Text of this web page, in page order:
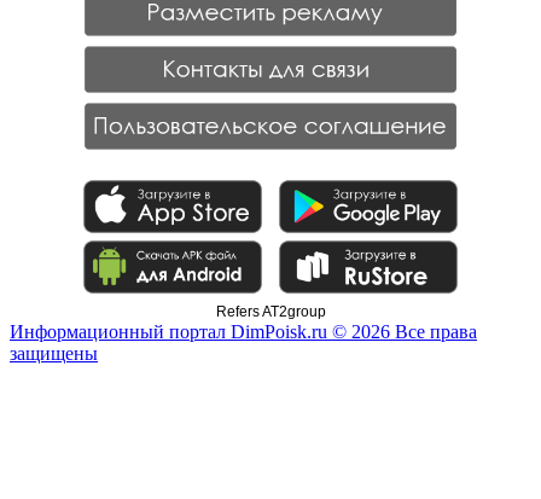
Refers AT2group
Информационный портал DimPoisk.ru © 2026 Все права
защищены